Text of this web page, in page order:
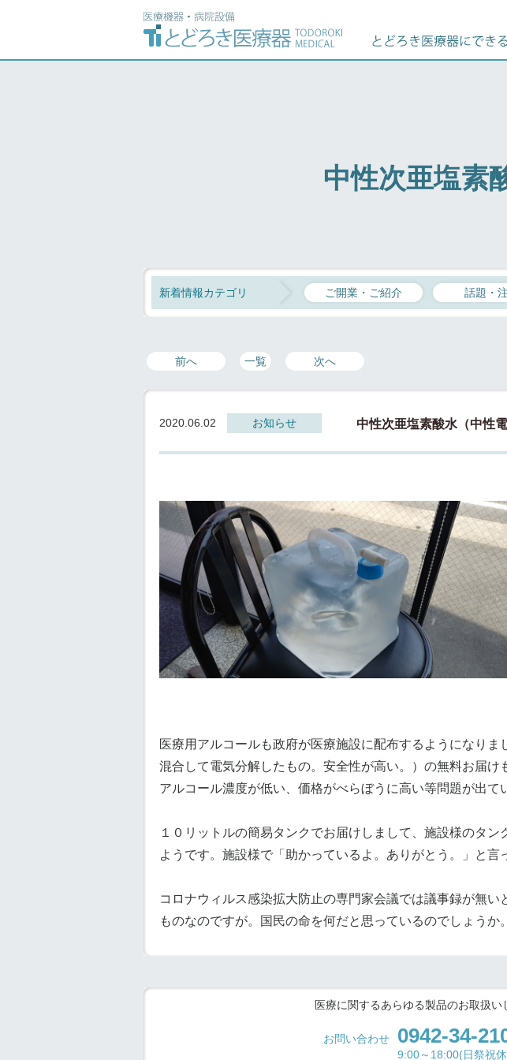
中性次亜塩素
新着情報カテゴリ ご開業・ご紹介 話題・
前へ 一覧 次へ
2020.06.02 お知らせ 中性次亜塩素酸水（中性電
医療用アルコールも政府が医療施設に配布するようになり
混合して電気分解したもの。安全性が高い。）の無料お届け
アルコール濃度が低い、価格がべらぼうに高い等問題が出て
１０リットルの簡易タンクでお届けしまして、施設様のタ
ようです。施設様で「助かっているよ。ありがとう。」と言
コロナウィルス感染拡大防止の専門家会議では議事録が無
ものなのですが。国民の命を何だと思っているのでしょうか。
医療に関するあらゆる製品のお取扱い
お問い合わせ 0942-34-
9:00～18:00(日祭祝